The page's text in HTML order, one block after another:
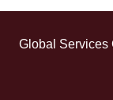
Global Services